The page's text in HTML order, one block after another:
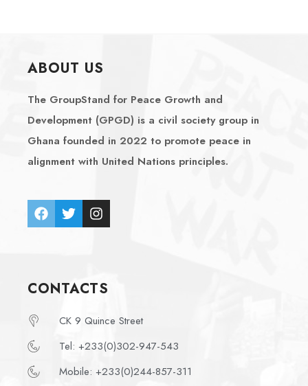
ABOUT US
The GroupStand for Peace Growth and
Development (GPGD) is a civil society group in
Ghana founded in 2022 to promote peace in
alignment with United Nations principles.
CONTACTS
CK 9 Quince Street
Tel: +233(0)302-947-543
Mobile: +233(0)244-857-311